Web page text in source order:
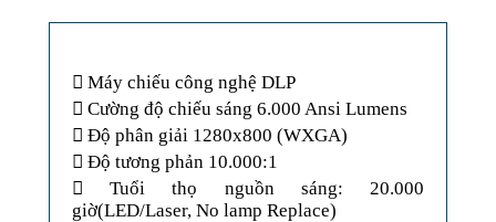
 Máy chiếu công nghệ DLP
 Cường độ chiếu sáng 6.000 Ansi Lumens
 Độ phân giải 1280x800 (WXGA)
 Độ tương phản 10.000:1
 Tuổi thọ nguồn sáng: 20.000
giờ(LED/Laser, No lamp Replace)